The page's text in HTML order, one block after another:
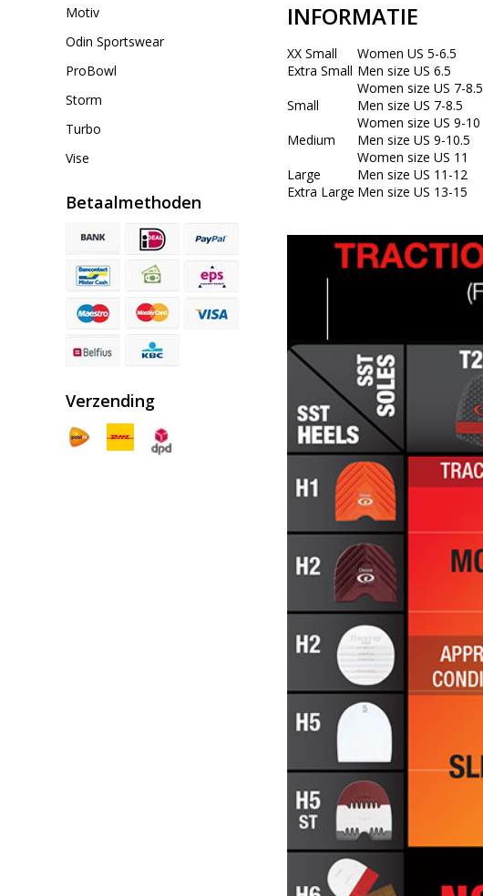
Motiv
Odin Sportswear
ProBowl
Storm
Turbo
Vise
Betaalmethoden
Verzending
INFORMATIE
XX Small Women US 5-6.5
Extra Small Men size US 6.5
Women size US 7-8.5
Small
Men size US 7-8.5
Women size US 9-10
Medium
Men size US 9-10.5
Women size US 11
Large
Men size US 11-12
Extra Large Men size US 13-15